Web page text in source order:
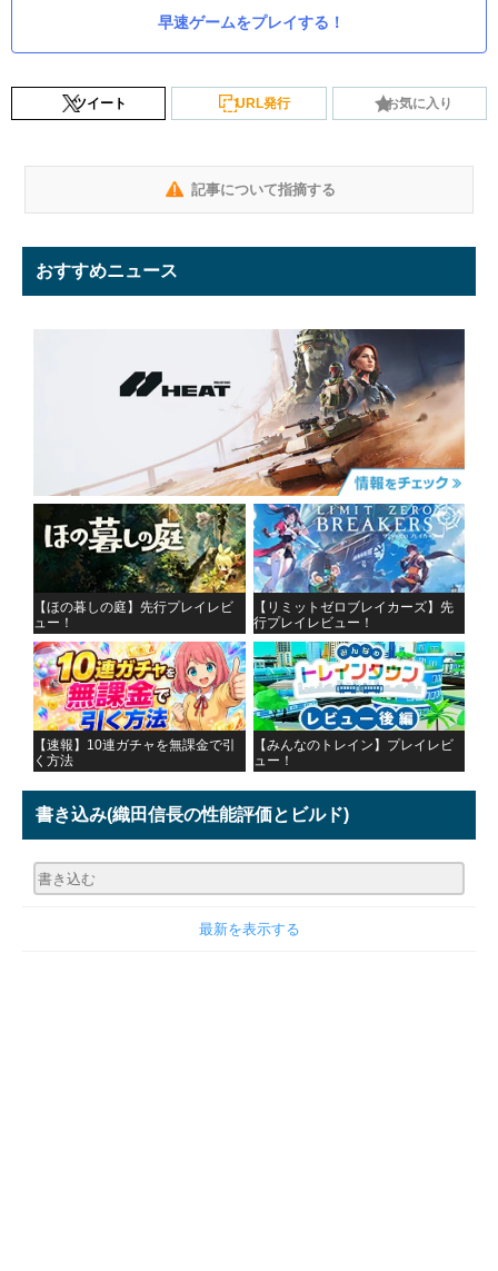
早速ゲームをプレイする！
ツイート URL発行 お気に入り
記事について指摘する
おすすめニュース
【ほの暮しの庭】先行プレイレビ
ュー！
【リミットゼロブレイカーズ】先
行プレイレビュー！
【速報】10連ガチャを無課金で引
く方法
【みんなのトレイン】プレイレビ
ュー！
書き込み(織田信長の性能評価とビルド)
最新を表示する